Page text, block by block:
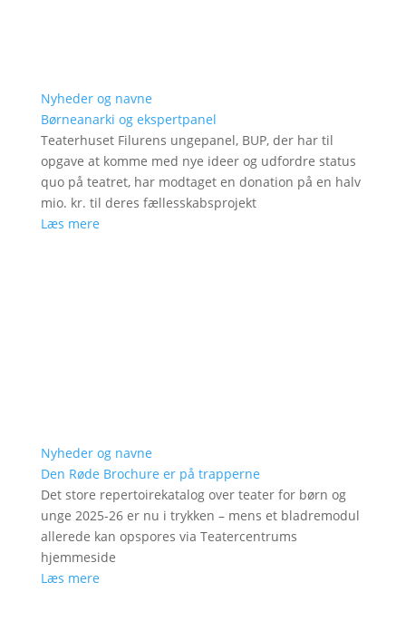
Nyheder og navne
Børneanarki og ekspertpanel
Teaterhuset Filurens ungepanel, BUP, der har til
opgave at komme med nye ideer og udfordre status
quo på teatret, har modtaget en donation på en halv
mio. kr. til deres fællesskabsprojekt
Læs mere
Nyheder og navne
Den Røde Brochure er på trapperne
Det store repertoirekatalog over teater for børn og
unge 2025-26 er nu i trykken – mens et bladremodul
allerede kan opspores via Teatercentrums
hjemmeside
Læs mere